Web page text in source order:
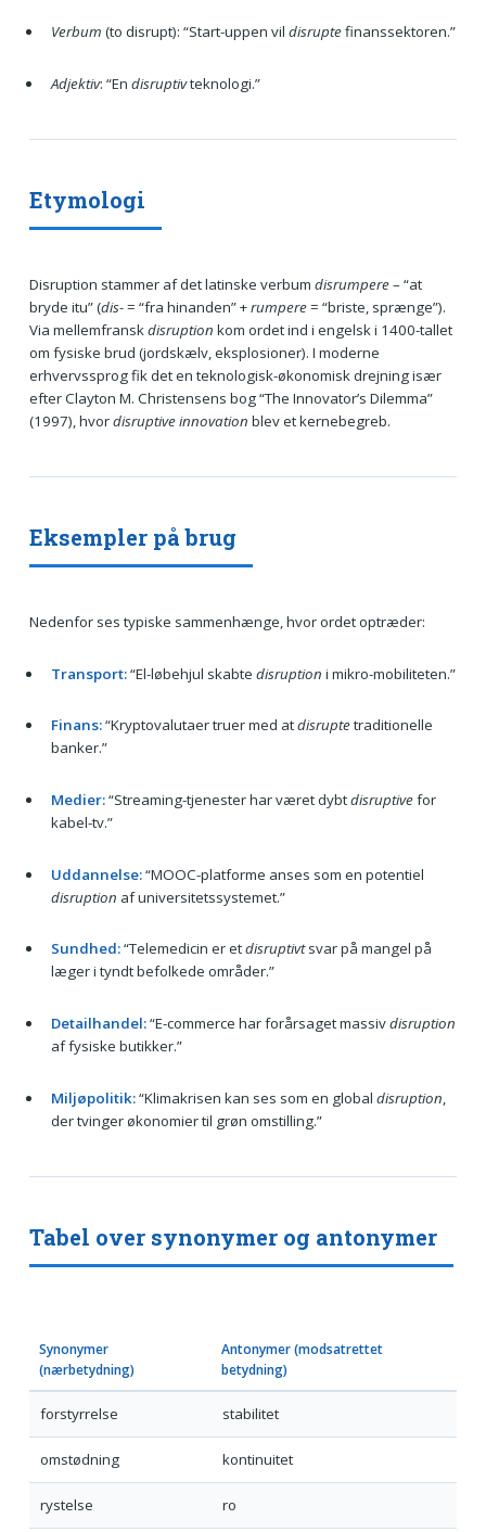
Verbum (to disrupt): “Start-uppen vil disruptefinanssektoren.”
Adjektiv: “En disruptivteknologi.”
Etymologi
Disruption stammer af det latinske verbum disrumpere– “at
bryde itu” (dis-= “fra hinanden” +rumpere= “briste, sprænge”).
Via mellemfranskdisruption kom ordet ind i engelsk i 1400-tallet
om fysiske brud (jordskælv, eksplosioner). I moderne
erhvervssprog fik det en teknologisk-økonomisk drejning især
efter Clayton M. Christensens bog “The Innovator’s Dilemma”
(1997), hvordisruptive innovation blev et kernebegreb.
Eksempler på brug
Nedenfor ses typiske sammenhænge, hvor ordet optræder:
Transport:“El-løbehjul skabte disruption i mikro-mobiliteten.”
Finans:“Kryptovalutaer truer med atdisruptetraditionelle
banker.”
Medier:“Streaming-tjenester har været dybtdisruptivefor
kabel-tv.”
Uddannelse:“MOOC-platforme anses som en potentiel
disruption af universitetssystemet.”
Sundhed:“Telemedicin er etdisruptivtsvar på mangel på
læger i tyndt befolkede områder.”
Detailhandel:“E-commerce har forårsaget massivdisruption
af fysiske butikker.”
Miljøpolitik:“Klimakrisen kan ses som en global disruption
der tvinger økonomier til grøn omstilling.”
Tabel over synonymer og antonymer
Synonymer
(nærbetydning)
Antonymer (modsatrettet
betydning)
forstyrrelse stabilitet
omstødning kontinuitet
rystelse ro